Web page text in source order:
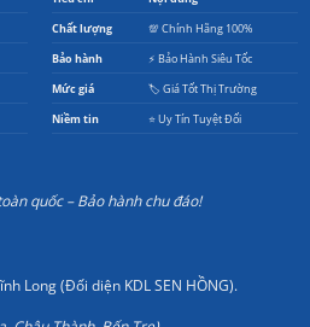
Chất lượng 💯 Chính Hãng 100%
Bảo hành ⚡ Bảo Hành Siêu Tốc
Mức giá 🏷️ Giá Tốt Thị Trường
Niềm tin ⭐ Uy Tín Tuyệt Đối
quốc – Bảo hành chu đáo!
Long (Đối diện KDL SEN HỒNG).